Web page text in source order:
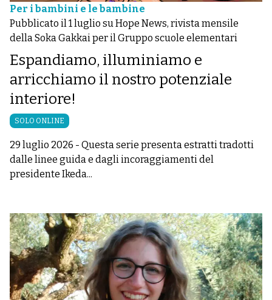
Per i bambini e le bambine
Pubblicato il 1 luglio su Hope News, rivista mensile
della Soka Gakkai per il Gruppo scuole elementari
Espandiamo, illuminiamo e
arricchiamo il nostro potenziale
interiore!
SOLO ONLINE
29 luglio 2026 - Questa serie presenta estratti tradotti
dalle linee guida e dagli incoraggiamenti del
presidente Ikeda...